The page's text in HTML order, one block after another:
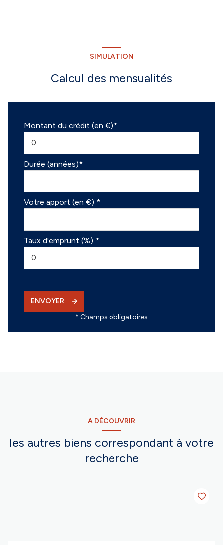
SIMULATION
Calcul des mensualités
Montant du crédit (en €)*
Durée (années)*
Votre apport (en €) *
Taux d'emprunt (%) *
ENVOYER
* Champs obligatoires
A DÉCOUVRIR
les autres biens correspondant à votre
recherche